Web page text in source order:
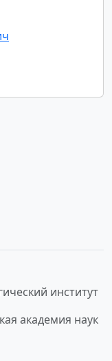
институт
академия наук